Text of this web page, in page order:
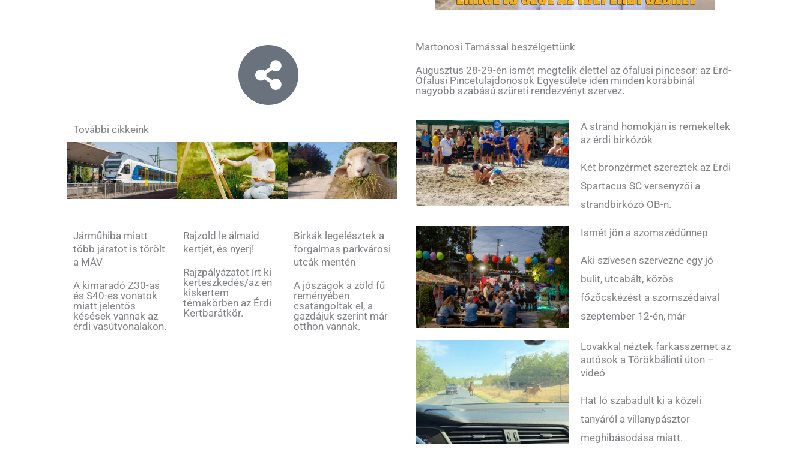
További cikkeink
Járműhiba miatt
több járatot is törölt
a MÁV
A kimaradó Z30-as
és S40-es vonatok
miatt jelentős
késések vannak az
érdi vasútvonalakon.
Rajzold le álmaid
kertjét, és nyerj!
Rajzpályázatot írt ki
kertészkedés/az én
kiskertem
témakörben az Érdi
Kertbarátkör.
Birkák legelésztek a
forgalmas parkvárosi
utcák mentén
A jószágok a zöld fű
reményében
csatangoltak el, a
gazdájuk szerint már
otthon vannak.
Martonosi Tamással beszélgettünk
Augusztus 28-29-én ismét megtelik élettel az ófalusi pincesor: az Érd-
Ófalusi Pincetulajdonosok Egyesülete idén minden korábbinál
nagyobb szabású szüreti rendezvényt szervez.
A strand homokján is remekeltek
az érdi birkózók
Két bronzérmet szereztek az Érdi
Spartacus SC versenyzői a
strandbirkózó OB-n.
Ismét jön a szomszédünnep
Aki szívesen szervezne egy jó
bulit, utcabált, közös
főzőcskézést a szomszédaival
szeptember 12-én, már
Lovakkal néztek farkasszemet az
autósok a Törökbálinti úton –
videó
Hat ló szabadult ki a közeli
tanyáról a villanypásztor
meghibásodása miatt.